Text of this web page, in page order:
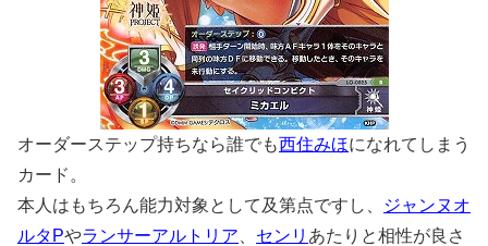
オーダーステップ持ちなら誰でも西住みほになれてしまう
カード。
本人はもちろん能力対象として及第点ですし、
ジャンヌオ
ルタPやランサーアルトリア センリ あたりと相性が良さ